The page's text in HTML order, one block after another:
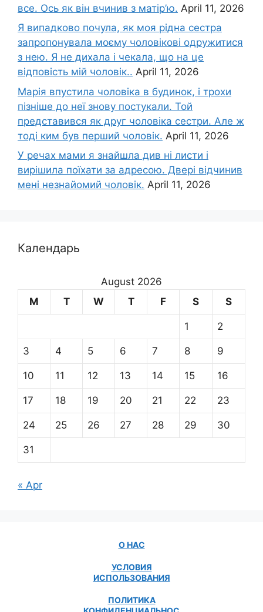
все. Ось як він вчинив з матір’ю. April 11, 2026
Я випадково почула, як моя рідна сестра
запропонувала моєму чоловікові одружитися
з нею. Я не дихала і чекала, що на це
відповість мій чоловік.. April 11, 2026
Марія впустила чоловіка в будинок, і трохи
пізніше до неї знову постукали. Той
представився як друг чоловіка сестри. Але ж
тоді ким був перший чоловік. April 11, 2026
У речах мами я знайшла див ні листи і
вирішила поїхати за адресою. Двері відчинив
мені незнайомий чоловік. April 11, 2026
Календарь
August 2026
M
T W T F S S
1 2
3 4 5 6 7 8 9
10 11 12 13 14 15 16
17 18 19 20 21 22 23
24 25 26 27 28 29 30
31
« Apr
О НАС
УСЛОВИЯ
ИСПОЛЬЗОВАНИЯ
ПОЛИТИКА